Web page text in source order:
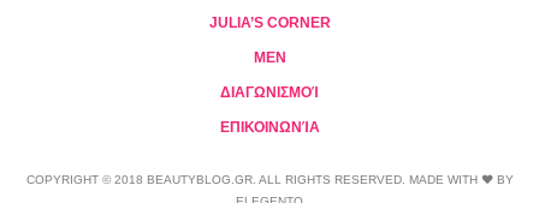
JULIA’S CORNER
MEN
ΔΙΑΓΩΝΙΣΜΟΊ
ΕΠΙΚΟΙΝΩΝΊΑ
COPYRIGHT © 2018 BEAUTYBLOG.GR. ALL RIGHTS RESERVED. MADE WITH ❤ BY